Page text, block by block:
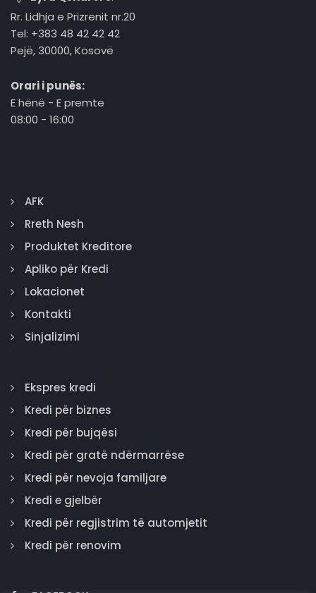
Rr. Lidhja e Prizrenit nr.20
Tel: +383 48 42 42 42
Pejë, 30000, Kosovë
Orari i punës:
E hënë - E premte
08:00 - 16:00
AFK
Rreth Nesh
Produktet Kreditore
Apliko për Kredi
Lokacionet
Kontakti
Sinjalizimi
Ekspres kredi
Kredi për biznes
Kredi për bujqësi
Kredi për gratë ndërmarrëse
Kredi për nevoja familjare
Kredi e gjelbër
Kredi për regjistrim të automjetit
Kredi për renovim